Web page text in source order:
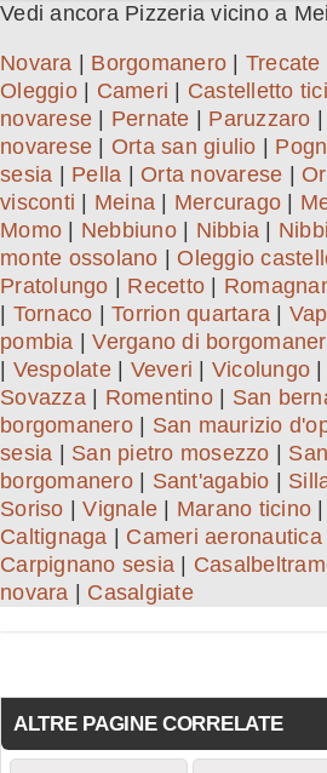
Vedi ancora Pizzeria vicino a
Novara Borgomanero Trecate
Oleggio| Cameri Castelletto
novarese
Pernate Paruzzaro
novarese
Orta san giulio
sesia
Pella Orta novarese
visconti
Meina Mercurago
Momo
Nebbiuno| Nibbia
monte ossolano
Oleggio
Pratolungo
Recetto
Tornaco Torrion quartara
pombia |Vergano di
Vespolate| Veveri Vicolungo
Sovazza| Romentino| San
borgomanero| San maurizio
sesia
San pietro mosezzo
borgomanero| Sant'agabio
Soriso |Vignale Marano ticino
Caltignaga
Cameri aeronautica
Carpignano sesia
novara
Casalgiate
ALTRE PAGINE CORRELATE